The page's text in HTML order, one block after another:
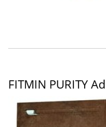
FITMIN PURITY